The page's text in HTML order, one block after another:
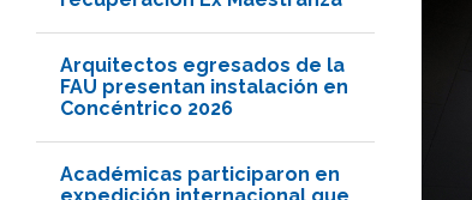
Arquitectos egresados de la
FAU presentan instalación en
Concéntrico 2026
Académicas participaron en
expedición internacional que